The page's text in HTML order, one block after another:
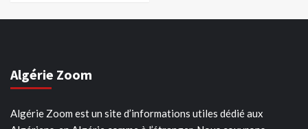
Algérie Zoom
Algérie Zoom est un site d’informations utiles dédié aux